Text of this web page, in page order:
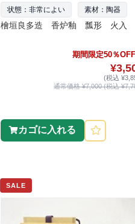
状態：非常によい 素材：陶器
檜垣良多造 香炉釉 瓢形 火入
期間限定50％OFF
(税込
通常価格 ¥7,000 (税込
カゴに入れる
SALE